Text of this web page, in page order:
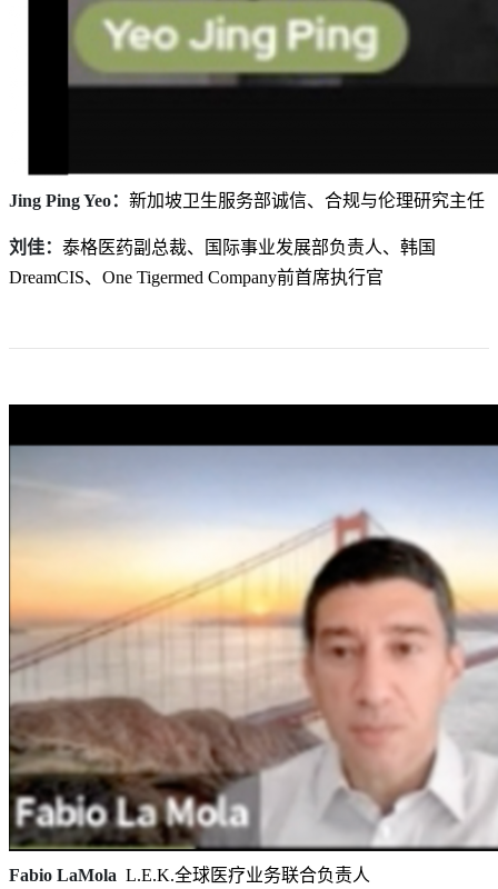
Jing Ping Yeo： 新加坡卫生服务部诚信、合规与伦理研究主任
刘佳： 泰格医药副总裁、国际事业发展部负责人、韩国
DreamCIS、One Tigermed Company前首席执行官
Fabio LaMola L.E.K.全球医疗业务联合负责人